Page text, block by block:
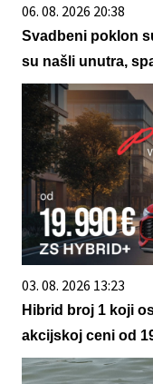
06. 08. 2026 20:38
Svadbeni poklon
su našli unutra,
03. 08. 2026 13:23
Hibrid broj 1 koji
akcijskoj ceni od